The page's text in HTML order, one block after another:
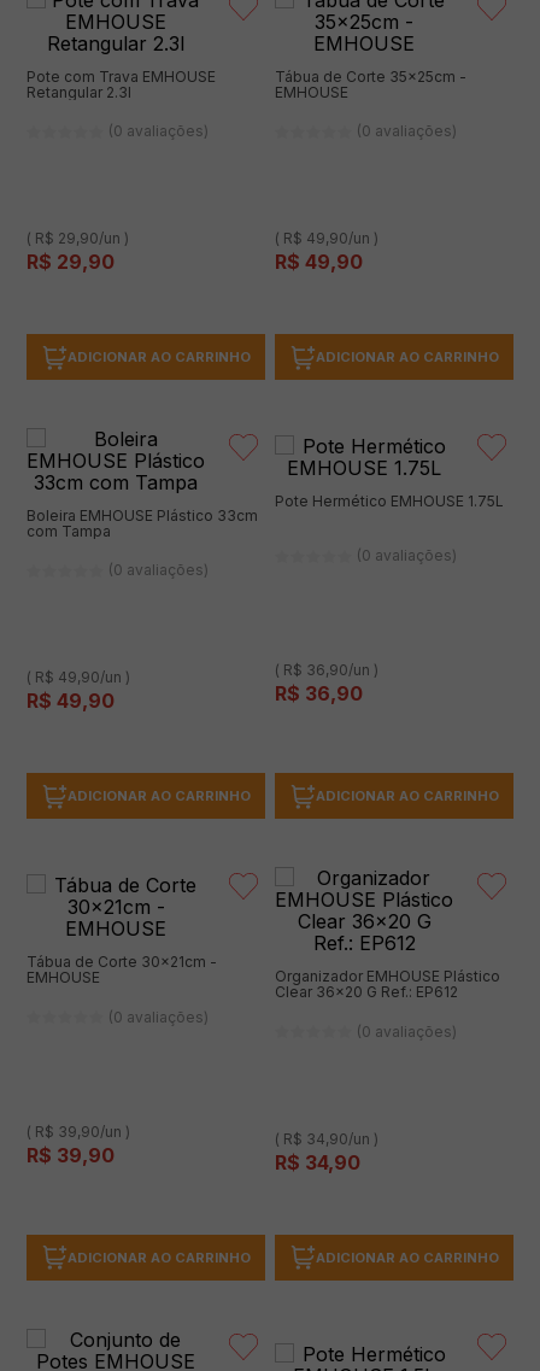
Pote com Trava EMHOUSE
Retangular 2.3l
(0 avaliações)
( R$ 29,90/un )
R$ 29,90
ADICIONAR AO CARRINHO
Tábua de Corte 35x25cm -
EMHOUSE
(0 avaliações)
( R$ 49,90/un )
R$ 49,90
ADICIONAR AO CARRINHO
Boleira EMHOUSE Plástico 33cm
com Tampa
(0 avaliações)
( R$ 49,90/un )
R$ 49,90
ADICIONAR AO CARRINHO
Pote Hermético EMHOUSE 1.75L
(0 avaliações)
( R$ 36,90/un )
R$ 36,90
ADICIONAR AO CARRINHO
Tábua de Corte 30x21cm -
EMHOUSE
(0 avaliações)
( R$ 39,90/un )
R$ 39,90
ADICIONAR AO CARRINHO
Organizador EMHOUSE Plástico
Clear 36x20 G Ref.: EP612
(0 avaliações)
( R$ 34,90/un )
R$ 34,90
ADICIONAR AO CARRINHO